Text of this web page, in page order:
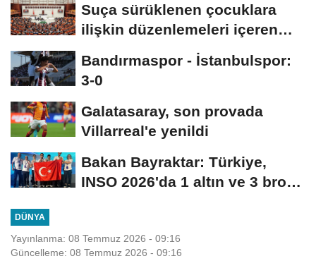
Suça sürüklenen çocuklara
ilişkin düzenlemeleri içeren
Bandırmaspor - İstanbulspor:
3-0
Galatasaray, son provada
Villarreal'e yenildi
Bakan Bayraktar: Türkiye,
INSO 2026'da 1 altın ve 3 bronz
DÜNYA
Yayınlanma: 08 Temmuz 2026 - 09:16
Güncelleme: 08 Temmuz 2026 - 09:16